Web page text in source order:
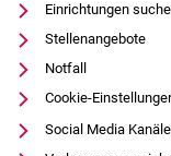
Einrichtungen
Stellenangebote
Notfall
Cookie-
Social Media Kanäle